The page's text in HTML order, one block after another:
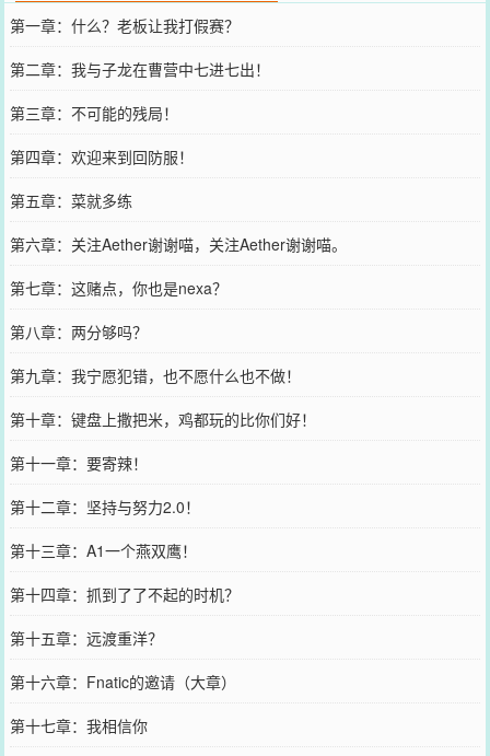
第一章：什么？老板让我打假赛？
第二章：我与子龙在曹营中七进七出！
第三章：不可能的残局！
第四章：欢迎来到回防服！
第五章：菜就多练
第六章：关注Aether谢谢喵，关注Aether谢谢喵。
第七章：这赌点，你也是nexa？
第八章：两分够吗？
第九章：我宁愿犯错，也不愿什么也不做！
第十章：键盘上撒把米，鸡都玩的比你们好！
第十一章：要寄辣！
第十二章：坚持与努力2.0！
第十三章：A1一个燕双鹰！
第十四章：抓到了了不起的时机？
第十五章：远渡重洋？
第十六章：Fnatic的邀请（大章）
第十七章：我相信你